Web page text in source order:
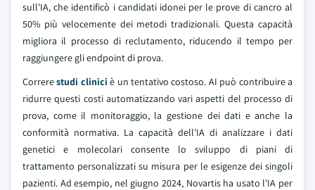
sull'IA, che identificò i candidati idonei per le prove di cancro al
50% più velocemente dei metodi tradizionali. Questa capacità
migliora il processo di reclutamento, riducendo il tempo per
raggiungere gli endpoint di prova.
Correrestudi clinici è un tentativo costoso. AI può contribuire a
ridurre questi costi automatizzando vari aspetti del processo di
prova, come il monitoraggio, la gestione dei dati e anche la
conformità normativa. La capacità dell'IA di analizzare i dati
genetici e molecolari consente lo sviluppo di piani di
trattamento personalizzati su misura per le esigenze dei singoli
pazienti. Ad esempio, nel giugno 2024, Novartis ha usato l'IA per